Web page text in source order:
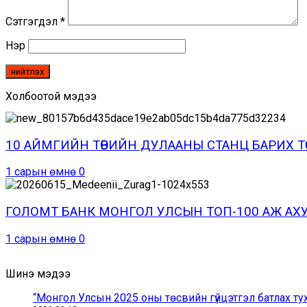
Сэтгэгдэл *
Нэр
Холбоотой мэдээ
10 АЙМГИЙН ТӨВИЙН ДУЛААНЫ СТАНЦ БАРИХ
1 сарын өмнө 0
ГОЛОМТ БАНК МОНГОЛ УЛСЫН ТОП-100 АЖ
1 сарын өмнө 0
Шинэ мэдээ
“Монгол Улсын 2025 оны төсвийн гүйцэтгэл батлах